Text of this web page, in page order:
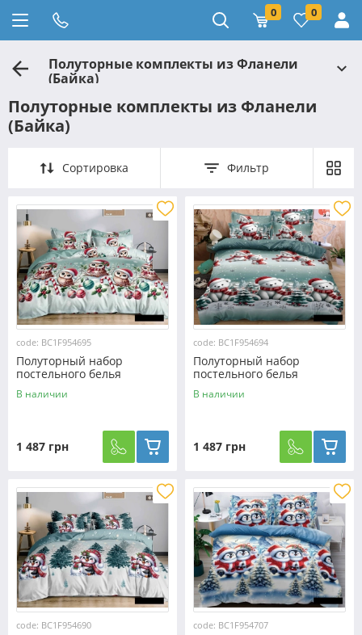
0 0
Полуторные комплекты из Фланели
(Байка)
Полуторные комплекты из Фланели
(Байка)
Сортировка Фильтр
code: BC1F954695
Полуторный набор
постельного белья
150*220 из Фланели
№954695 Черешенка™
В наличии
1 487 грн
code: BC1F954694
Полуторный набор
постельного белья
150*220 из Фланели
№954694 Черешенка™
В наличии
1 487 грн
code: BC1F954690 code: BC1F954707